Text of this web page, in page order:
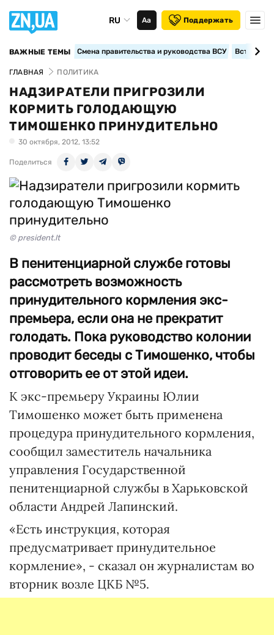
RU Аа Поддержать
ВАЖНЫЕ ТЕМЫ Смена правительства и руководства ВСУ
ГЛАВНАЯ ПОЛИТИКА
НАДЗИРАТЕЛИ ПРИГРОЗИЛИ
КОРМИТЬ ГОЛОДАЮЩУЮ
ТИМОШЕНКО ПРИНУДИТЕЛЬНО
30 октября, 2012, 13:52
Поделиться
© president.lt
В пенитенциарной службе готовы
рассмотреть возможность
принудительного кормления экс-
премьера, если она не прекратит
голодать. Пока руководство колонии
проводит беседы с Тимошенко, чтобы
отговорить ее от этой идеи.
К экс-премьеру Украины Юлии
Тимошенко может быть применена
процедура принудительного кормления,
сообщил заместитель начальника
управления Государственной
пенитенциарной службы в Харьковской
области Андрей Лапинский.
«Есть инструкция, которая
предусматривает принудительное
кормление», - сказал он журналистам во
вторник возле ЦКБ №5.